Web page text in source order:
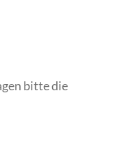
bitte die